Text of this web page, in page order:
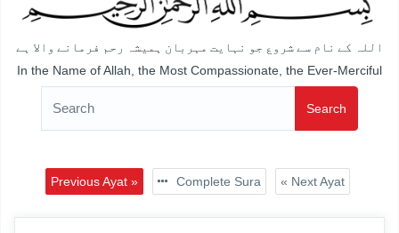
اللہ کے نام سے شروع جو نہایت مہربان ہمیشہ رحم فرمانے والا ہے
In the Name of Allah, the Most Compassionate, the Ever-Merciful
Search
Previous Ayat » Complete Sura « Next Ayat